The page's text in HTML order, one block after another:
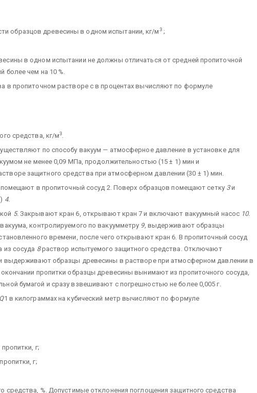
образцов древесины в одном испытании, кг/м3;
в одном испытании не должны отличаться от средней пропиточной
более чем на 10 %.
в пропиточном растворе с в процентах вычисляют по формуле
средства, кг/м3
по способу вакуум — атмосферное давление в установке для
не менее 0,09 МПа, продолжительностью (15 ± 1) мин и
защитного средства при атмосферном давлении (30 ± 1) мин.
помещают в пропиточный сосуд 2. Поверх образцов помещают сетку 3и
4.
5. Закрывают кран 6, открывают кран 7 и включают вакуумный насос 10.
контролируемого по вакуумметру 9, выдерживают образцы
времени, после чего открывают кран 6. В пропиточный сосуд
из сосуда 8раствор испытуемого защитного средства. Отключают
выдерживают образцы древесины в растворе при атмосферном давлении в
пропитки образцы древесины вынимают из пропиточного сосуда,
бумагой и сразу взвешивают с погрешностью не более 0,005 г.
Q1 в килограммах на кубический метр вычисляют по формуле
г;
г;
средства, %. Допустимые отклонения поглощения защитного средства